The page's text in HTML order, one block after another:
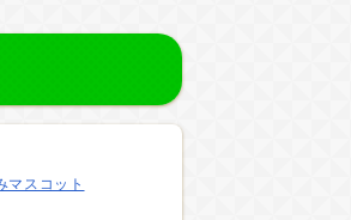
マスコット